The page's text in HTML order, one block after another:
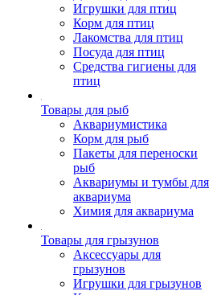
Игрушки для птиц
Корм для птиц
Лакомства для птиц
Посуда для птиц
Средства гигиены для
птиц
Товары для рыб
Аквариумистика
Корм для рыб
Пакеты для переноски
рыб
Аквариумы и тумбы для
аквариума
Химия для аквариума
Товары для грызунов
Аксессуары для
грызунов
Игрушки для грызунов